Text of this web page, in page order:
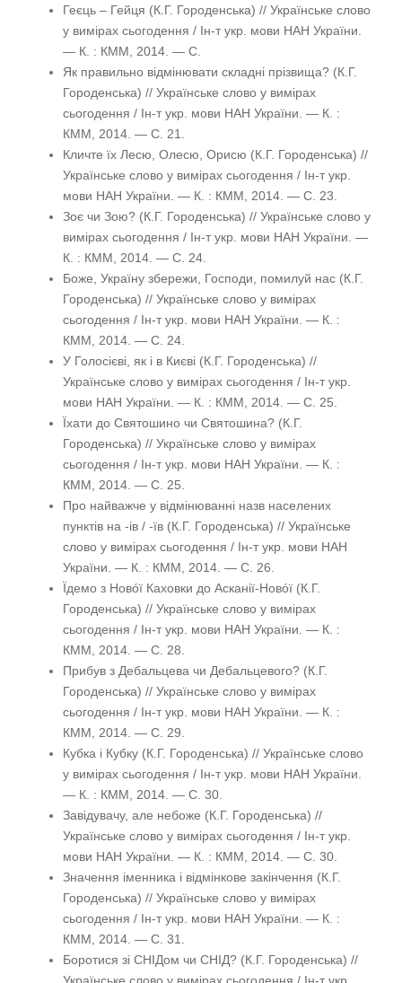
Геєць – Гейця (К.Г. Городенська) // Українське слово
у вимірах сьогодення / Ін-т укр. мови НАН України.
— К. : КММ, 2014. — С.
Як правильно відмінювати складні прізвища? (К.Г.
Городенська) // Українське слово у вимірах
сьогодення / Ін-т укр. мови НАН України. — К. :
КММ, 2014. — С. 21.
Кличте їх Лесю, Олесю, Орисю (К.Г. Городенська) //
Українське слово у вимірах сьогодення / Ін-т укр.
мови НАН України. — К. : КММ, 2014. — С. 23.
Зоє чи Зою? (К.Г. Городенська) // Українське слово у
вимірах сьогодення / Ін-т укр. мови НАН України. —
К. : КММ, 2014. — С. 24.
Боже, Україну збережи, Господи, помилуй нас (К.Г.
Городенська) // Українське слово у вимірах
сьогодення / Ін-т укр. мови НАН України. — К. :
КММ, 2014. — С. 24.
У Голосієві, як і в Києві (К.Г. Городенська) //
Українське слово у вимірах сьогодення / Ін-т укр.
мови НАН України. — К. : КММ, 2014. — С. 25.
Їхати до Святошино чи Святошина? (К.Г.
Городенська) // Українське слово у вимірах
сьогодення / Ін-т укр. мови НАН України. — К. :
КММ, 2014. — С. 25.
Про найважче у відмінюванні назв населених
пунктів на -ів / -їв (К.Г. Городенська) // Українське
слово у вимірах сьогодення / Ін-т укр. мови НАН
України. — К. : КММ, 2014. — С. 26.
Їдемо з Новóї Каховки до Асканії-Новóї (К.Г.
Городенська) // Українське слово у вимірах
сьогодення / Ін-т укр. мови НАН України. — К. :
КММ, 2014. — С. 28.
Прибув з Дебальцева чи Дебальцевого? (К.Г.
Городенська) // Українське слово у вимірах
сьогодення / Ін-т укр. мови НАН України. — К. :
КММ, 2014. — С. 29.
Кубка і Кубку (К.Г. Городенська) // Українське слово
у вимірах сьогодення / Ін-т укр. мови НАН України.
— К. : КММ, 2014. — С. 30.
Завідувачу, але небоже (К.Г. Городенська) //
Українське слово у вимірах сьогодення / Ін-т укр.
мови НАН України. — К. : КММ, 2014. — С. 30.
Значення іменника і відмінкове закінчення (К.Г.
Городенська) // Українське слово у вимірах
сьогодення / Ін-т укр. мови НАН України. — К. :
КММ, 2014. — С. 31.
Боротися зі СНІДом чи СНІД? (К.Г. Городенська) //